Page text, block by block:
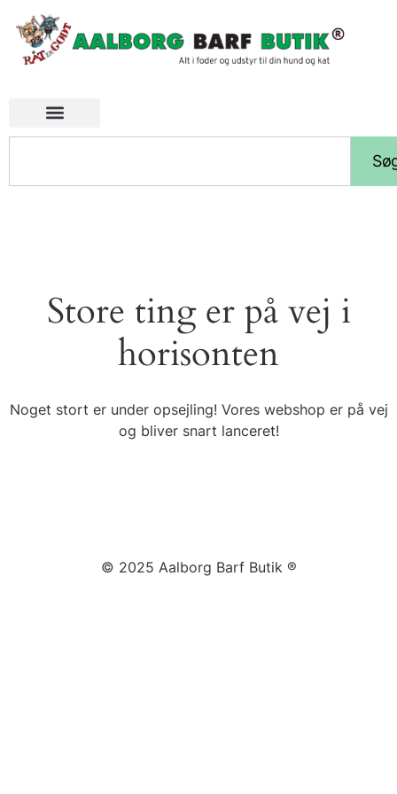
Store ting er på vej i
horisonten
Noget stort er under opsejling! Vores webshop er på vej
og bliver snart lanceret!
© 2025 Aalborg Barf Butik ®